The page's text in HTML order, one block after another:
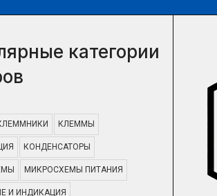
категории
КЛЕММЫ
КОНДЕНСАТОРЫ
МИКРОСХЕМЫ ПИТАНИЯ
И ИНДИКАЦИЯ